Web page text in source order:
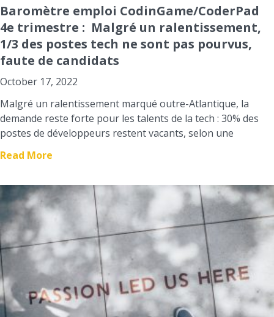
Baromètre emploi CodinGame/CoderPad
4e trimestre : Malgré un ralentissement,
1/3 des postes tech ne sont pas pourvus,
faute de candidats
October 17, 2022
Malgré un ralentissement marqué outre-Atlantique, la
demande reste forte pour les talents de la tech : 30% des
postes de développeurs restent vacants, selon une
Read More